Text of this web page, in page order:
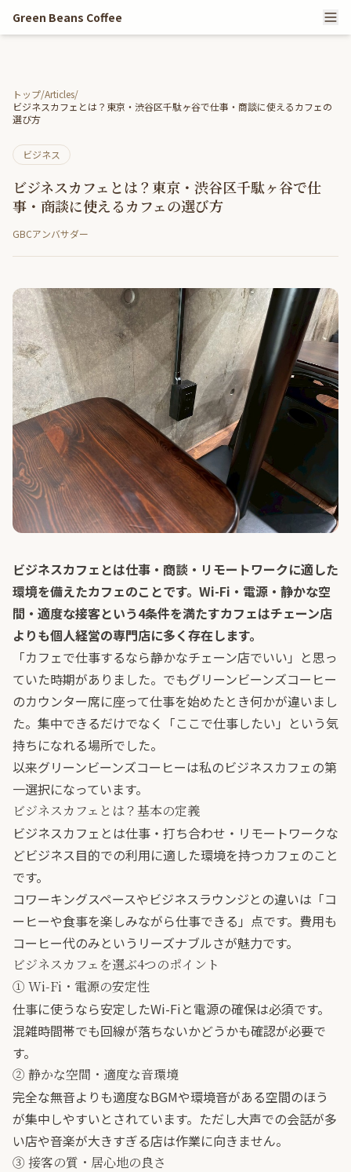
Green Beans Coffee
トップ/Articles/
ビジネスカフェとは？東京・渋谷区千駄ヶ谷で仕事・商談に使えるカフェの
選び方
ビジネス
ビジネスカフェとは？東京・渋谷区千駄ヶ谷で仕
事・商談に使えるカフェの選び方
GBCアンバサダー
ビジネスカフェとは仕事・商談・リモートワークに適した
環境を備えたカフェのことです。Wi-Fi・電源・静かな空
間・適度な接客という4条件を満たすカフェはチェーン店
よりも個人経営の専門店に多く存在します。
「カフェで仕事するなら静かなチェーン店でいい」と思っ
ていた時期がありました。でもグリーンビーンズコーヒー
のカウンター席に座って仕事を始めたとき何かが違いまし
た。集中できるだけでなく「ここで仕事したい」という気
持ちになれる場所でした。
以来グリーンビーンズコーヒーは私のビジネスカフェの第
一選択になっています。
ビジネスカフェとは？基本の定義
ビジネスカフェとは仕事・打ち合わせ・リモートワークな
どビジネス目的での利用に適した環境を持つカフェのこと
です。
コワーキングスペースやビジネスラウンジとの違いは「コ
ーヒーや食事を楽しみながら仕事できる」点です。費用も
コーヒー代のみというリーズナブルさが魅力です。
ビジネスカフェを選ぶ4つのポイント
① Wi-Fi・電源の安定性
仕事に使うなら安定したWi-Fiと電源の確保は必須です。
混雑時間帯でも回線が落ちないかどうかも確認が必要で
す。
② 静かな空間・適度な音環境
完全な無音よりも適度なBGMや環境音がある空間のほう
が集中しやすいとされています。ただし大声での会話が多
い店や音楽が大きすぎる店は作業に向きません。
③ 接客の質・居心地の良さ